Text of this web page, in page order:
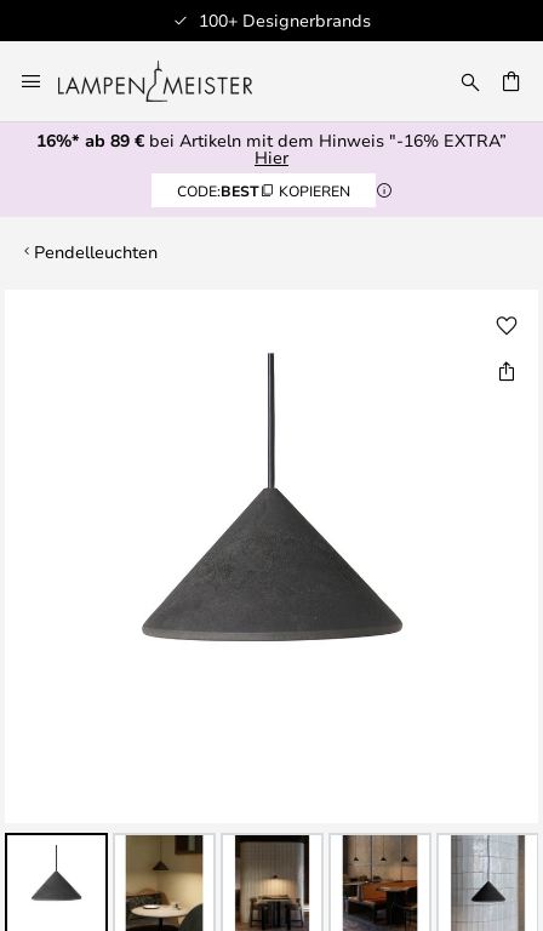
100+ Designerbrands
Inhalt
springen
16%* ab 89 € bei Artikeln mit dem Hinweis "-16% EXTRA”
Hier
CODE:BEST KOPIEREN
Pendelleuchten